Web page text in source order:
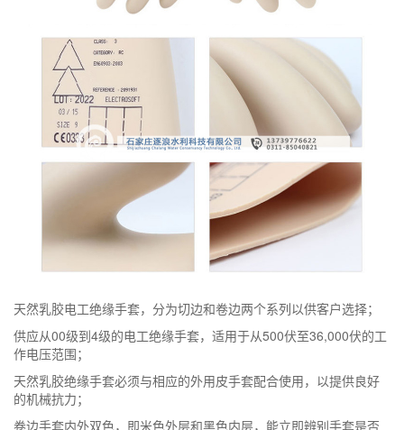
天然乳胶电工绝缘手套，分为切边和卷边两个系列以供客户选择；
供应从00级到4级的电工绝缘手套，适用于从500伏至36,000伏的工
作电压范围；
天然乳胶绝缘手套必须与相应的外用皮手套配合使用，以提供良好
的机械抗力；
卷边手套内外双色，即米色外层和黑色内层，能立即辨别手套是否